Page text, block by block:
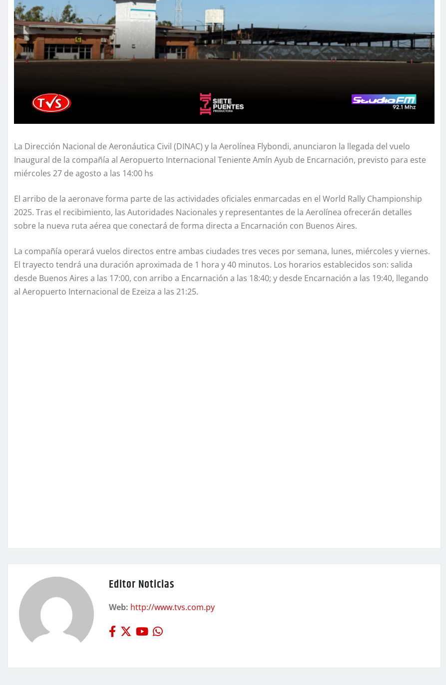
La Dirección Nacional de Aeronáutica Civil (DINAC) y la Aerolínea Flybondi, anunciaron la llegada del vuelo
Inaugural de la compañía al Aeropuerto Internacional Teniente Amín Ayub de Encarnación, previsto para este
miércoles 27 de agosto a las 14:00 hs
El arribo de la aeronave forma parte de las actividades oficiales enmarcadas en el World Rally Championship
2025. Tras el recibimiento, las Autoridades Nacionales y representantes de la Aerolínea ofrecerán detalles
sobre la nueva ruta aérea que conectará de forma directa a Encarnación con Buenos Aires.
La compañía operará vuelos directos entre ambas ciudades tres veces por semana, lunes, miércoles y viernes.
El trayecto tendrá una duración aproximada de 1 hora y 40 minutos. Los horarios establecidos son: salida
desde Buenos Aires a las 17:00, con arribo a Encarnación a las 18:40; y desde Encarnación a las 19:40, llegando
al Aeropuerto Internacional de Ezeiza a las 21:25.
Editor Noticias
Web: http://www.tvs.com.py